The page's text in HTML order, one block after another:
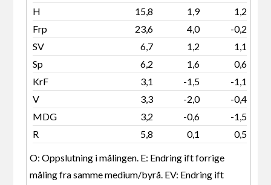
H
15,8 1,9
1,2
Frp
23,6 4,0
-0,2
SV
6,7 1,2
1,1
Sp
6,2 1,6
0,6
KrF
3,1 -1,5
-1,1
V
3,3 -2,0
-0,4
MDG
3,2 -0,6
-1,5
R
5,8 0,1 0,5
O: Oppslutning i målingen. E: Endring ift forrige
måling fra samme medium/byrå. EV: Endring ift